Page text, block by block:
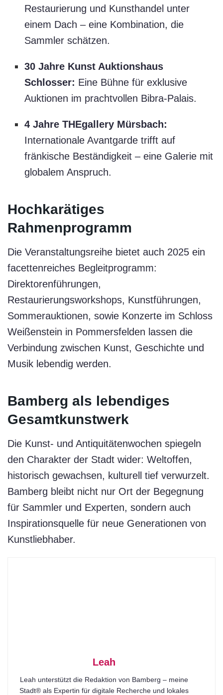
Restaurierung und Kunsthandel unter
einem Dach – eine Kombination, die
Sammler schätzen.
30 Jahre Kunst Auktionshaus
Schlosser: Eine Bühne für exklusive
Auktionen im prachtvollen Bibra-Palais.
4 Jahre THEgallery Mürsbach:
Internationale Avantgarde trifft auf
fränkische Beständigkeit – eine Galerie mit
globalem Anspruch.
Hochkarätiges
Rahmenprogramm
Die Veranstaltungsreihe bietet auch 2025 ein
facettenreiches Begleitprogramm:
Direktorenführungen,
Restaurierungsworkshops, Kunstführungen,
Sommerauktionen, sowie Konzerte im Schloss
Weißenstein in Pommersfelden lassen die
Verbindung zwischen Kunst, Geschichte und
Musik lebendig werden.
Bamberg als lebendiges
Gesamtkunstwerk
Die Kunst- und Antiquitätenwochen spiegeln
den Charakter der Stadt wider: Weltoffen,
historisch gewachsen, kulturell tief verwurzelt.
Bamberg bleibt nicht nur Ort der Begegnung
für Sammler und Experten, sondern auch
Inspirationsquelle für neue Generationen von
Kunstliebhaber.
Leah
Leah unterstützt die Redaktion von Bamberg – meine
Stadt® als Expertin für digitale Recherche und lokales